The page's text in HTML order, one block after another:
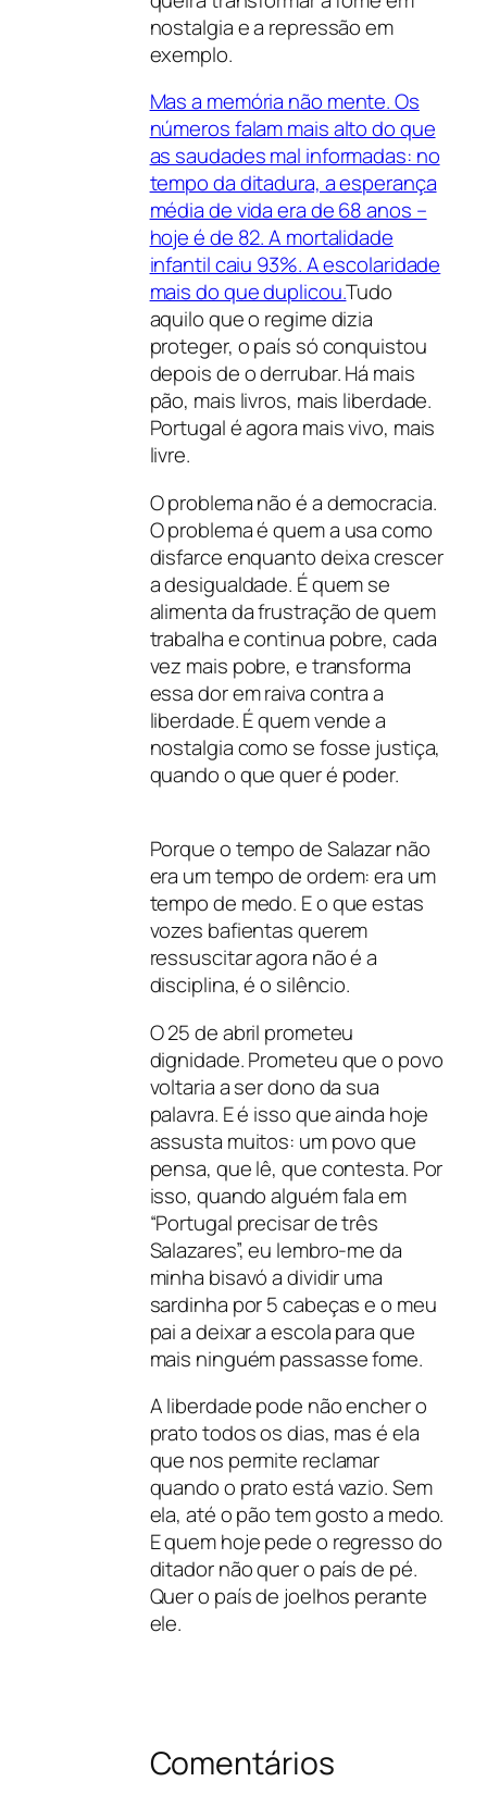
nostalgia e a repressão em
exemplo.
Mas a memória não mente. Os
números falam mais alto do que
as saudades mal informadas: no
tempo da ditadura, a esperança
média de vida era de 68 anos –
hoje é de 82. A mortalidade
infantil caiu 93%. A escolaridade
mais do que duplicou.Tudo
aquilo que o regime dizia
proteger, o país só conquistou
depois de o derrubar. Há mais
pão, mais livros, mais liberdade.
Portugal é agora mais vivo, mais
livre.
O problema não é a democracia.
O problema é quem a usa como
disfarce enquanto deixa crescer
a desigualdade. É quem se
alimenta da frustração de quem
trabalha e continua pobre, cada
vez mais pobre, e transforma
essa dor em raiva contra a
liberdade. É quem vende a
nostalgia como se fosse justiça,
quando o que quer é poder.
Porque o tempo de Salazar não
era um tempo de ordem: era um
tempo de medo. E o que estas
vozes bafientas querem
ressuscitar agora não é a
disciplina, é o silêncio.
O 25 de abril prometeu
dignidade. Prometeu que o povo
voltaria a ser dono da sua
palavra. E é isso que ainda hoje
assusta muitos: um povo que
pensa, que lê, que contesta. Por
isso, quando alguém fala em
“Portugal precisar de três
Salazares”, eu lembro-me da
minha bisavó a dividir uma
sardinha por 5 cabeças e o meu
pai a deixar a escola para que
mais ninguém passasse fome.
A liberdade pode não encher o
prato todos os dias, mas é ela
que nos permite reclamar
quando o prato está vazio. Sem
ela, até o pão tem gosto a medo.
E quem hoje pede o regresso do
ditador não quer o país de pé.
Quer o país de joelhos perante
ele.
Comentários